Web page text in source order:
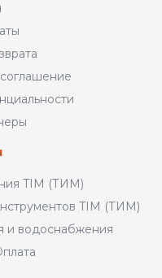
TIM (ТИМ)
TIM (ТИМ)
и водоснабжения